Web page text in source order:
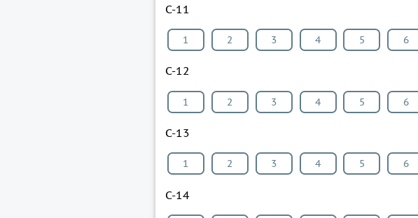
С-11
1 2 3 4 5 6
С-12
1 2 3 4 5 6
С-13
1 2 3 4 5 6
С-14